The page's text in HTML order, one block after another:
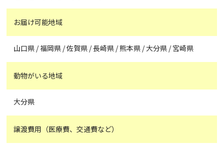
お届け可能地域
山口県 / 福岡県 / 佐賀県 / 長崎県 / 熊本県 / 大分県 / 宮崎県
動物がいる地域
大分県
譲渡費用（医療費、交通費など）